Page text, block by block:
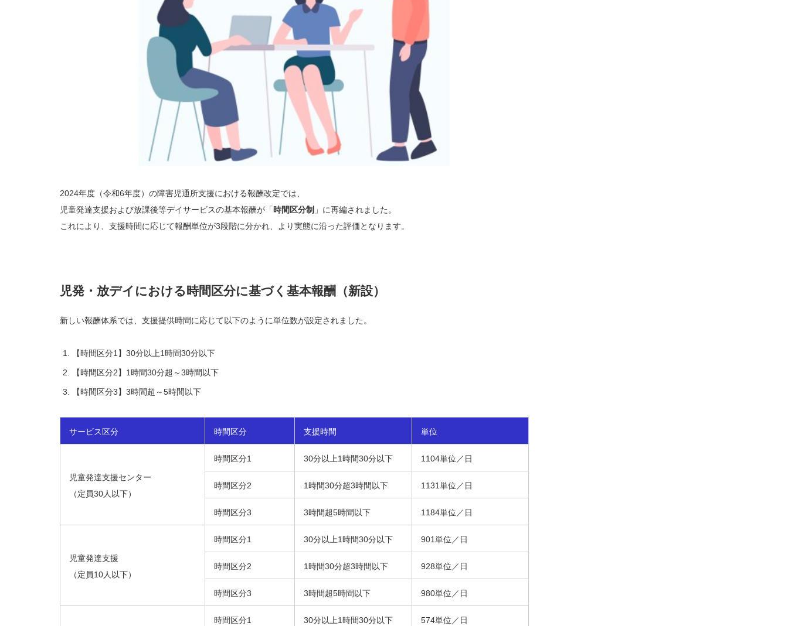
2024年度（令和6年度）の障害児通所支援における報酬改定では、
児童発達支援および放課後等デイサービスの基本報酬が「時間区分制 」に再編されました。
これにより、支援時間に応じて報酬単位が3段階に分かれ、より実態に沿った評価となります。
児発・放デイにおける時間区分に基づく基本報酬（新設）
新しい報酬体系では、支援提供時間に応じて以下のように単位数が設定されました。
【時間区分1】30分以上1時間30分以下
【時間区分2】1時間30分超～3時間以下
【時間区分3】3時間超～5時間以下
サービス区分 時間区分 支援時間 単位
児童発達支援センター
（定員30人以下）
時間区分1 30分以上1時間30分以下 1104単位／日
時間区分2 1時間30分超3時間以下 1131単位／日
時間区分3 3時間超5時間以下 1184単位／日
児童発達支援
（定員10人以下）
時間区分1 30分以上1時間30分以下 901単位／日
時間区分2 1時間30分超3時間以下 928単位／日
時間区分3 3時間超5時間以下 980単位／日
時間区分1 30分以上1時間30分以下 574単位／日